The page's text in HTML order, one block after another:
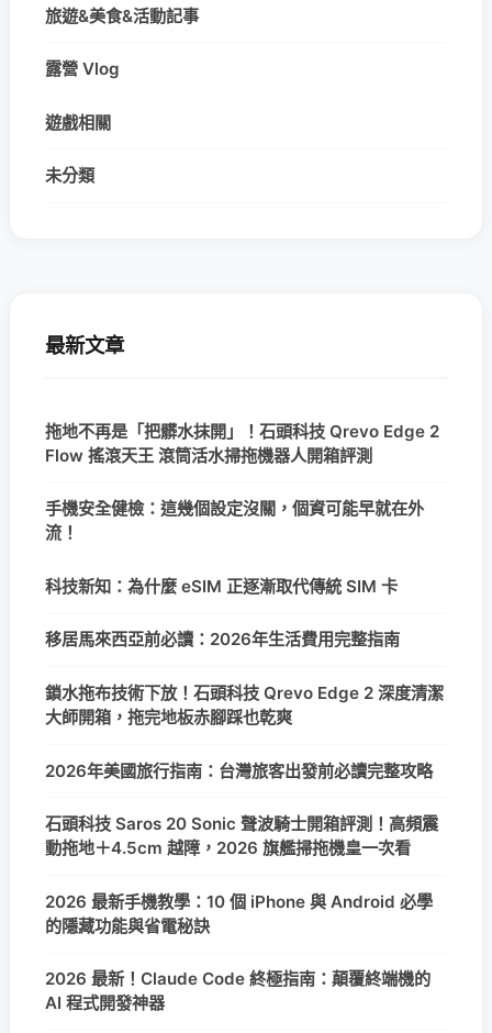
旅遊&美食&活動記事
露營 Vlog
遊戲相關
未分類
最新文章
拖地不再是「把髒水抹開」！石頭科技 Qrevo Edge 2
Flow 搖滾天王 滾筒活水掃拖機器人開箱評測
手機安全健檢：這幾個設定沒關，個資可能早就在外
流！
科技新知：為什麼 eSIM 正逐漸取代傳統 SIM 卡
移居馬來西亞前必讀：2026年生活費用完整指南
鎖水拖布技術下放！石頭科技 Qrevo Edge 2 深度清潔
大師開箱，拖完地板赤腳踩也乾爽
2026年美國旅行指南：台灣旅客出發前必讀完整攻略
石頭科技 Saros 20 Sonic 聲波騎士開箱評測！高頻震
動拖地＋4.5cm 越障，2026 旗艦掃拖機皇一次看
2026 最新手機教學：10 個 iPhone 與 Android 必學
的隱藏功能與省電秘訣
2026 最新！Claude Code 終極指南：顛覆終端機的
AI 程式開發神器